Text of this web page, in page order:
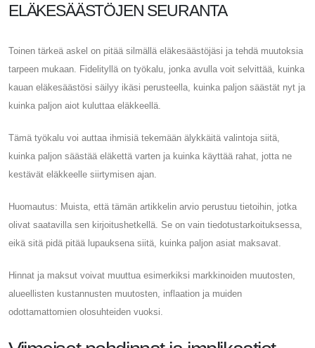
ELÄKESÄÄSTÖJEN SEURANTA
Toinen tärkeä askel on pitää silmällä eläkesäästöjäsi ja tehdä muutoksia
tarpeen mukaan. Fidelityllä on työkalu, jonka avulla voit selvittää, kuinka
kauan eläkesäästösi säilyy ikäsi perusteella, kuinka paljon säästät nyt ja
kuinka paljon aiot kuluttaa eläkkeellä.
Tämä työkalu voi auttaa ihmisiä tekemään älykkäitä valintoja siitä,
kuinka paljon säästää eläkettä varten ja kuinka käyttää rahat, jotta ne
kestävät eläkkeelle siirtymisen ajan.
Huomautus: Muista, että tämän artikkelin arvio perustuu tietoihin, jotka
olivat saatavilla sen kirjoitushetkellä. Se on vain tiedotustarkoituksessa,
eikä sitä pidä pitää lupauksena siitä, kuinka paljon asiat maksavat.
Hinnat ja maksut voivat muuttua esimerkiksi markkinoiden muutosten,
alueellisten kustannusten muutosten, inflaation ja muiden
odottamattomien olosuhteiden vuoksi.